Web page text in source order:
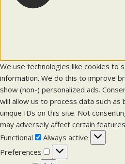
We use technologies like cookies to
information. We do this to improve
show (non-) personalized ads.
will allow us to process data such as
unique IDs on this site. Not
may adversely affect certain
Functional
F
u
n
Always active
Preferences
P
r